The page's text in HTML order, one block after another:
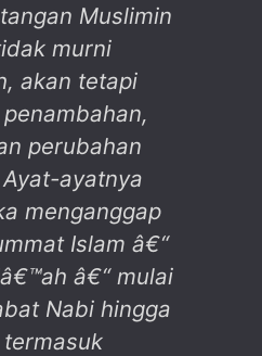
Muslimin
murni
akan tetapi
perubahan
ayatnya
menganggap
Islam â€“
â€“ mulai
Nabi hingga